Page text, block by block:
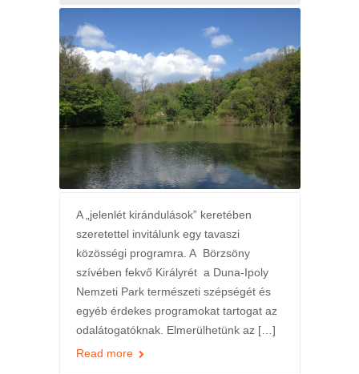
A „jelenlét kirándulások” keretében
szeretettel invitálunk egy tavaszi
közösségi programra. A Börzsöny
szívében fekvő Királyrét a Duna-Ipoly
Nemzeti Park természeti szépségét és
egyéb érdekes programokat tartogat az
odalátogatóknak. Elmerülhetünk az […]
Read more